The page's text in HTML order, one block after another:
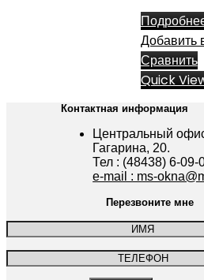
Добавить
Сравнить
Quick
Контактная информация
Центральный
Гагарина, 20.
Тел : (48438) 6-09-
e-mail : ms-
Перезвоните мне